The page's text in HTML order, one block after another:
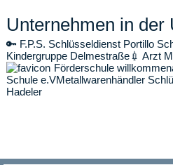
Unternehmen in der
🔑 F.P.S. Schlüsseldienst Portillo
Kindergruppe Delmestraße💉 Arzt
Förderschule
Schule e.VMetallwarenhändler
Hadeler